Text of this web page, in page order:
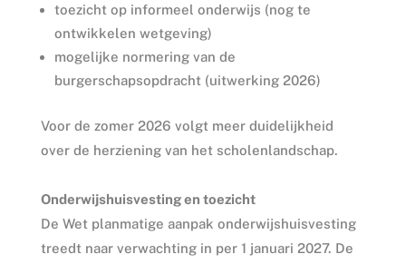
toezicht op informeel onderwijs (nog te
ontwikkelen wetgeving)
mogelijke normering van de
burgerschapsopdracht (uitwerking 2026)
Voor de zomer 2026 volgt meer duidelijkheid
over de herziening van het scholenlandschap.
Onderwijshuisvesting en toezicht
De Wet planmatige aanpak onderwijshuisvesting
treedt naar verwachting in per 1 januari 2027. De